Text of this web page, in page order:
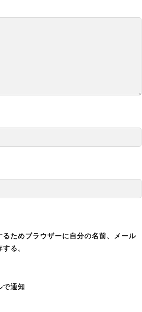
使い方【バイオハザード9チー
イオハザード9チート改造】
法と使い方【バイオハザード9
】グレース巨乳化エロMOD
方【バイオハザード9チート改
ザード9チート改造】
ためブラウザーに自分の名前、メール
る。
で通知